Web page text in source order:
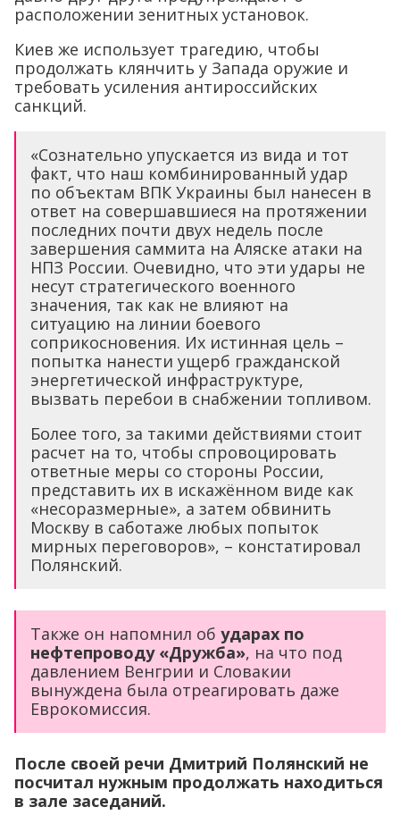
расположении зенитных установок.
Киев же использует трагедию, чтобы
продолжать клянчить у Запада оружие и
требовать усиления антироссийских
санкций.
«Сознательно упускается из вида и тот
факт, что наш комбинированный удар
по объектам ВПК Украины был нанесен в
ответ на совершавшиеся на протяжении
последних почти двух недель после
завершения саммита на Аляске атаки на
НПЗ России. Очевидно, что эти удары не
несут стратегического военного
значения, так как не влияют на
ситуацию на линии боевого
соприкосновения. Их истинная цель –
попытка нанести ущерб гражданской
энергетической инфраструктуре,
вызвать перебои в снабжении топливом.
Более того, за такими действиями стоит
расчет на то, чтобы спровоцировать
ответные меры со стороны России,
представить их в искажённом виде как
«несоразмерные», а затем обвинить
Москву в саботаже любых попыток
мирных переговоров», – констатировал
Полянский.
Также он напомнил об ударах по
нефтепроводу «Дружба», на что под
давлением Венгрии и Словакии
вынуждена была отреагировать даже
Еврокомиссия.
После своей речи Дмитрий Полянский не
посчитал нужным продолжать находиться
в зале заседаний.